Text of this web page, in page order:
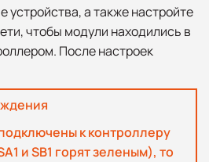
устройства, а также настройте
чтобы модули находились в
После настроек
к контроллеру
и SB1 горят зеленым), то